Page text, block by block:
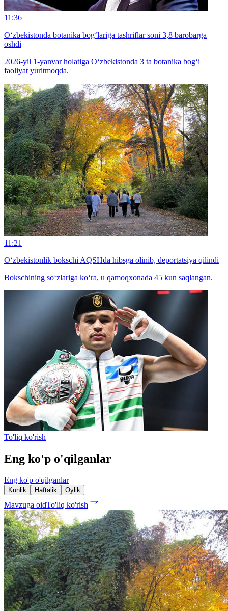
11:36
O‘zbekistonda botanika bog‘lariga tashriflar soni 3,8 barobarga
oshdi
2026-yil 1-yanvar holatiga O‘zbekistonda 3 ta botanika bog‘i
faoliyat yuritmoqda.
11:21
O‘zbekistonlik bokschi AQSHda hibsga olinib, deportatsiya qilindi
Bokschining so‘zlariga ko‘ra, u qamoqxonada 45 kun saqlangan.
To'liq ko'rish
Eng ko'p o'qilganlar
Eng ko'p o'qilganlar
Kunlik Haftalik Oylik
Mavzuga oidTo'liq ko'rish